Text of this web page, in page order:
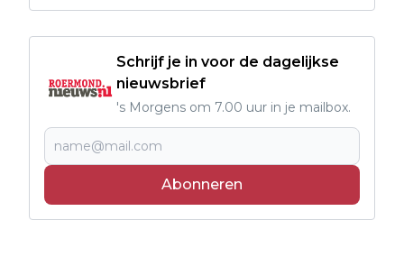
Schrijf je in voor de dagelijkse
nieuwsbrief
's Morgens om 7.00 uur in je mailbox.
Abonneren